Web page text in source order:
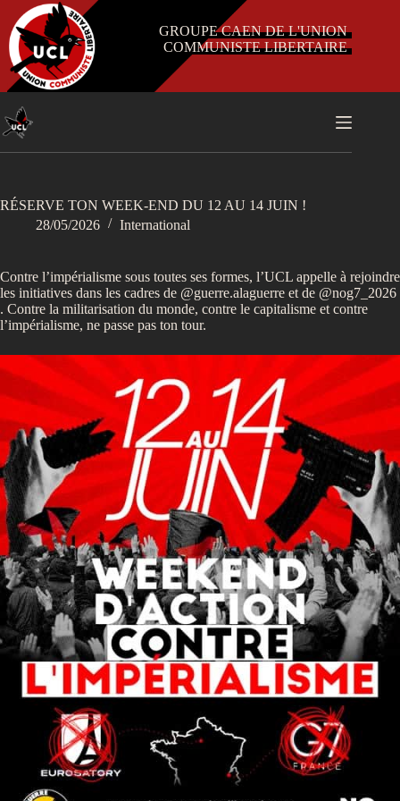
Passer
contenu
GROUPE CAEN DE L'UNION
COMMUNISTE LIBERTAIRE
RÉSERVE TON WEEK-END DU 12 AU 14 JUIN !
28/05/2026
International
Contre l’impérialisme sous toutes ses formes, l’UCL appelle à rejoindre
les initiatives dans les cadres de @guerre.alaguerre et de @nog7_2026
. Contre la militarisation du monde, contre le capitalisme et contre
l’impérialisme, ne passe pas ton tour.